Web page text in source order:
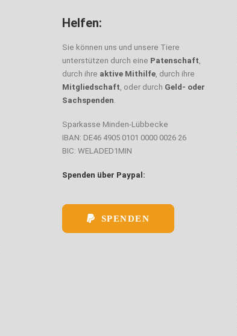
Helfen:
Sie können uns und unsere Tiere
unterstützen durch eine Patenschaft,
durch ihre aktive Mithilfe, durch ihre
Mitgliedschaft, oder durch Geld- oder
Sachspenden.
Sparkasse Minden-Lübbecke
IBAN: DE46 4905 0101 0000 0026 26
BIC: WELADED1MIN
Spenden über Paypal:
SPENDEN